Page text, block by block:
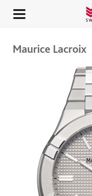
Maurice Lacroix